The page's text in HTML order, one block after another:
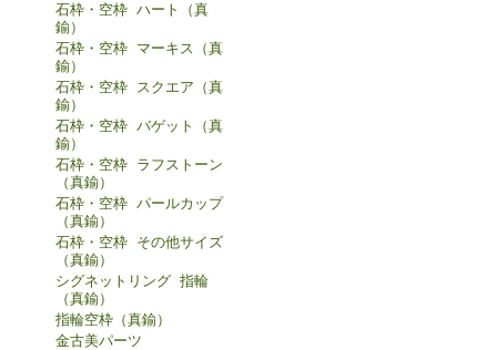
石枠・空枠 ハート（真
鍮）
石枠・空枠 マーキス（真
鍮）
石枠・空枠 スクエア（真
鍮）
石枠・空枠 バゲット（真
鍮）
石枠・空枠 ラフストーン
（真鍮）
石枠・空枠 パールカップ
（真鍮）
石枠・空枠 その他サイズ
（真鍮）
シグネットリング 指輪
（真鍮）
指輪空枠（真鍮）
金古美パーツ